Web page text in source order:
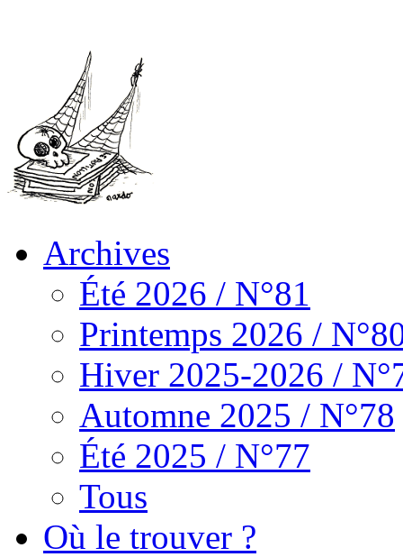
Archives
Été 2026 / N°81
Printemps 2026 /
Hiver 2025-2026 /
Automne 2025 / N°78
Été 2025 / N°77
Tous
Où le trouver ?